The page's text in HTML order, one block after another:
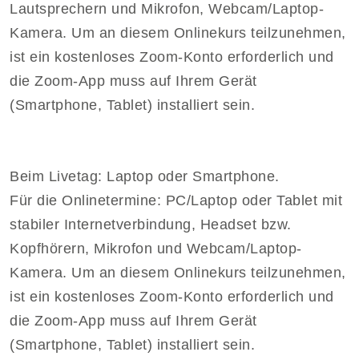
Lautsprechern und Mikrofon, Webcam/Laptop-
Kamera. Um an diesem Onlinekurs teilzunehmen,
ist ein kostenloses Zoom-Konto erforderlich und
die Zoom-App muss auf Ihrem Gerät
(Smartphone, Tablet) installiert sein.
Beim Livetag: Laptop oder Smartphone.
Für die Onlinetermine: PC/Laptop oder Tablet mit
stabiler Internetverbindung, Headset bzw.
Kopfhörern, Mikrofon und Webcam/Laptop-
Kamera. Um an diesem Onlinekurs teilzunehmen,
ist ein kostenloses Zoom-Konto erforderlich und
die Zoom-App muss auf Ihrem Gerät
(Smartphone, Tablet) installiert sein.